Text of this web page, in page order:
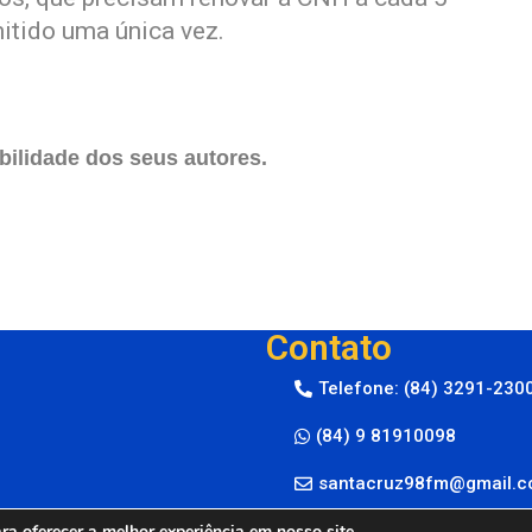
uma única vez.
dos seus autores.
Contato
Telefone: (84) 3291-
(84) 9 81910098